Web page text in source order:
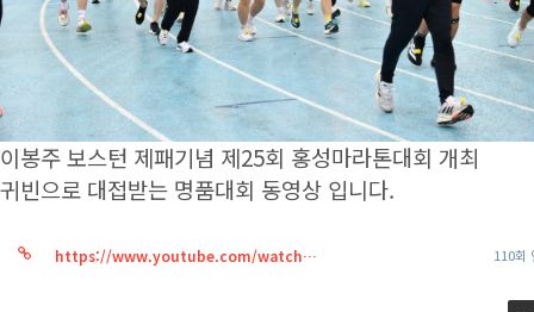
이봉주 보스턴 제패기념 제25회 홍성마라톤대회 개최
귀빈으로 대접받는 명품대회 동영상 입니다.
https://www.youtube.com/watch?si=nex43SYUfJIPg05I&… 110회